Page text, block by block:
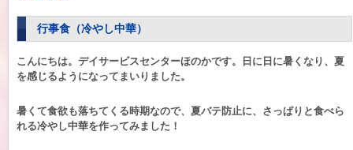
行事食（冷やし中華）
こんにちは。デイサービスセンターほのかです。日に日に暑くなり、夏
を感じるようになってまいりました。
暑くて食欲も落ちてくる時期なので、夏バテ防止に、さっぱりと食べら
れる冷やし中華を作ってみました！